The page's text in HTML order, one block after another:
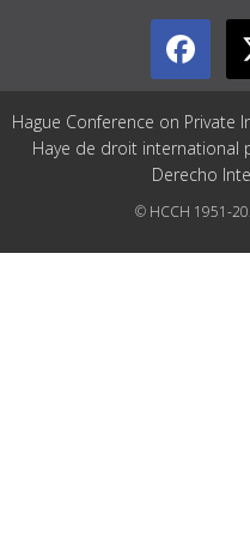
Hague Conference on Private
Haye de droit international
Derecho
© HCCH 1951-